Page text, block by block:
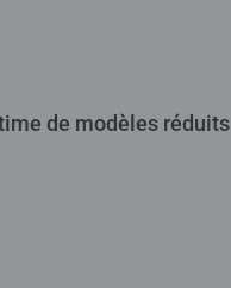
de modèles réduits